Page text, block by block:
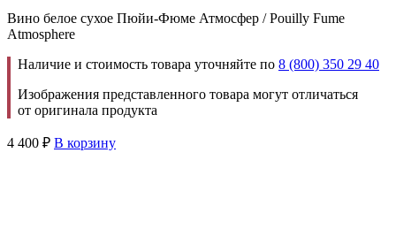
Вино белое сухое Пюйи-Фюме Атмосфер / Pouilly Fume
Atmosphere
Наличие и стоимость товара уточняйте по 8 (800) 350 29 40
Изображения представленного товара могут отличаться
от оригинала продукта
4 400 ₽ В корзину